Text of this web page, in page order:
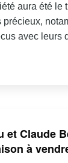
aura été le
avec leurs
et Claude
à